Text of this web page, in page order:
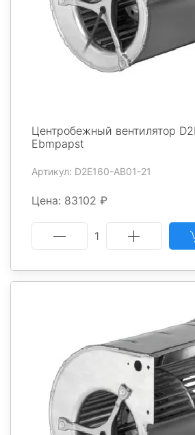
Центробежный вентилятор
Ebmpapst
Артикул: D2E160-AB01-21
Цена: 83102 ₽
1